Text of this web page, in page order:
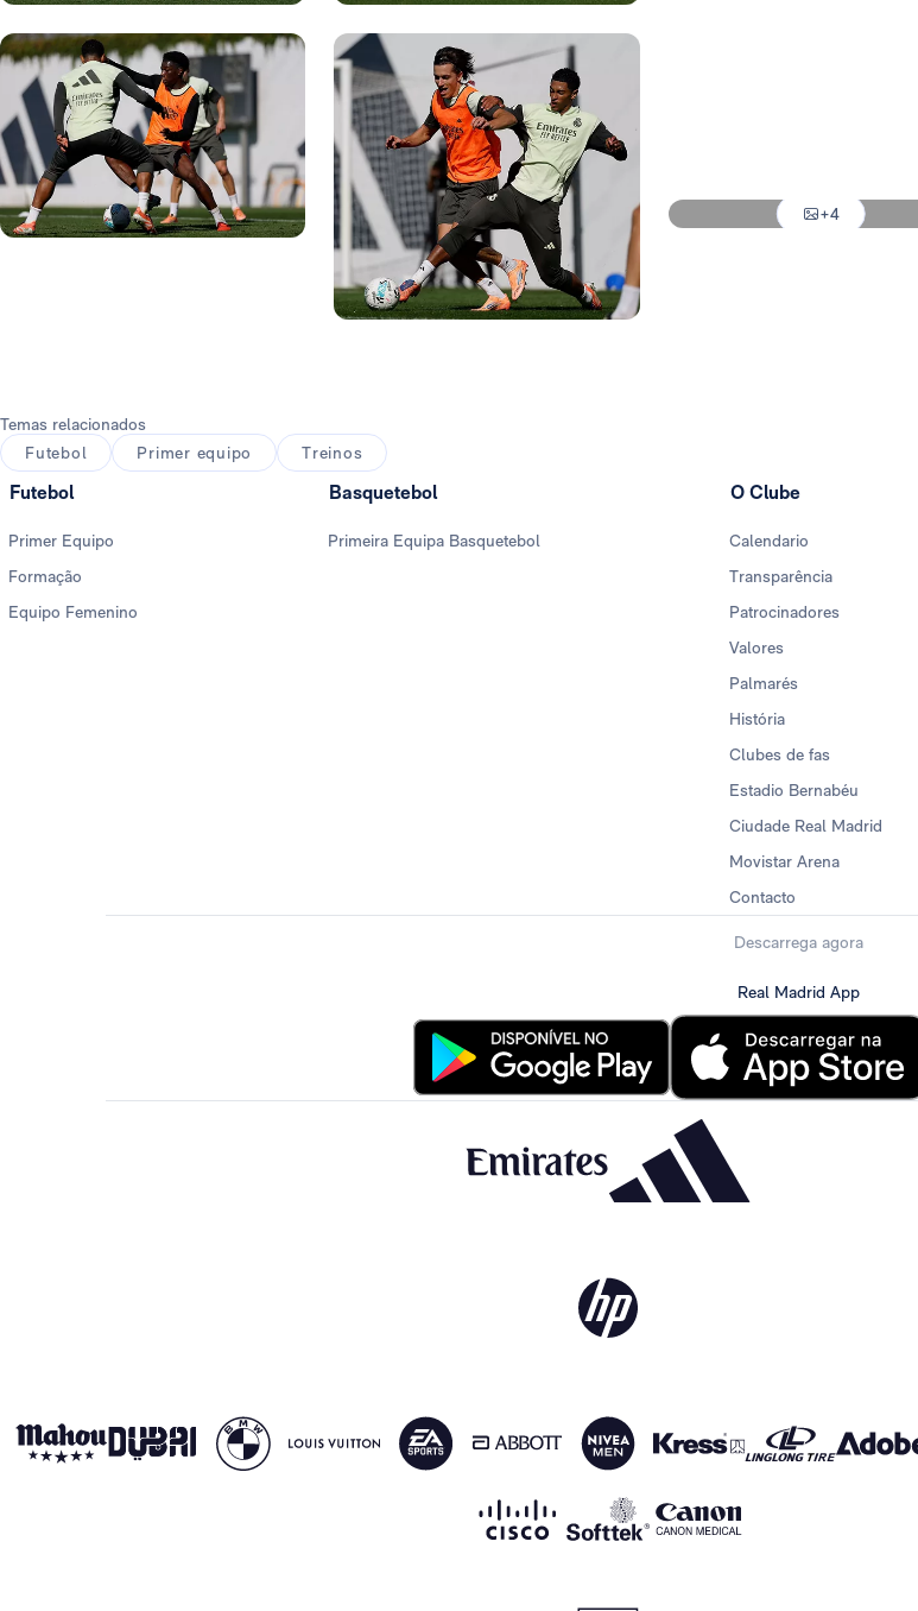
+4
Temas relacionados
Futebol
Primer equipo Treinos
Futebol
Primer Equipo
Formação
Equipo Femenino
Basquetebol
Primeira Equipa Basquetebol
O Clube
Calendario
Transparência
Patrocinadores
Valores
Palmarés
História
Clubes de fas
Estadio Bernabéu
Ciudade Real Madrid
Movistar Arena
Contacto
Descarrega agora
Real Madrid App